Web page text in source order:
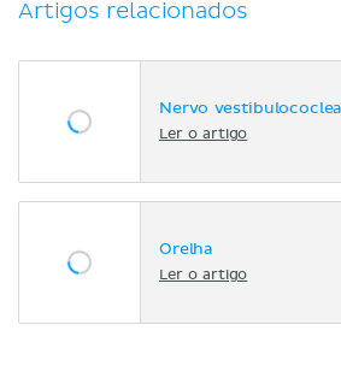
Artigos relacionados
Nervo
Ler o artigo
Orelha
Ler o artigo